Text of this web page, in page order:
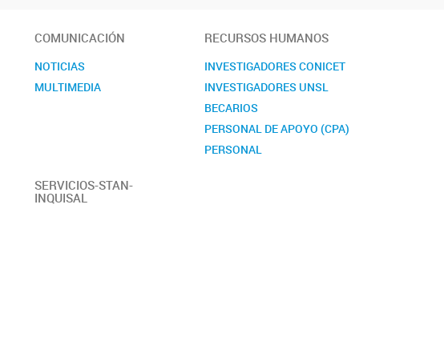
COMUNICACIÓN
NOTICIAS
MULTIMEDIA
RECURSOS HUMANOS
INVESTIGADORES CONICET
INVESTIGADORES UNSL
BECARIOS
PERSONAL DE APOYO (CPA)
PERSONAL
SERVICIOS-STAN-
INQUISAL